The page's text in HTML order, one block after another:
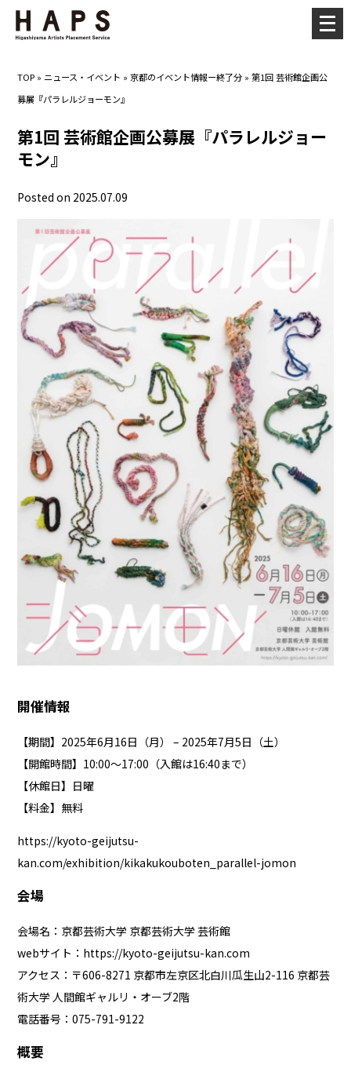
TOP » ニュース・イベント »京都のイベント情報ー終了分 »第1回 芸術館企画公
募展『パラレルジョーモン』
第1回 芸術館企画公募展『パラレルジョー
モン』
Posted on 2025.07.09
開催情報
【期間】2025年6月16日（月） – 2025年7月5日（土）
【開館時間】10:00〜17:00（入館は16:40まで）
【休館日】日曜
【料金】無料
https://kyoto-geijutsu-
kan.com/exhibition/kikakukouboten_parallel-jomon
会場
会場名：京都芸術大学 京都芸術大学 芸術館
webサイト： https://kyoto-geijutsu-kan.com
アクセス：〒606-8271 京都市左京区北白川瓜生山2-116 京都芸
術大学 人間館ギャルリ・オーブ2階
電話番号：075-791-9122
概要
メ
ニ
ー